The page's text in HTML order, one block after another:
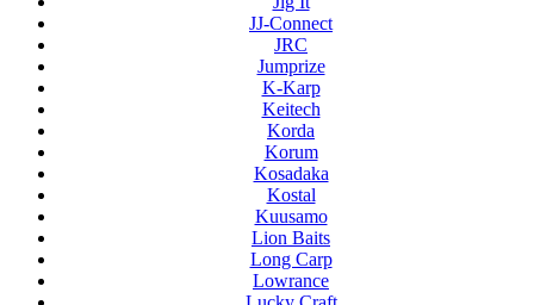
JJ-Connect
JRC
Jumprize
K-Karp
Keitech
Korda
Korum
Kosadaka
Kostal
Kuusamo
Lion Baits
Long Carp
Lowrance